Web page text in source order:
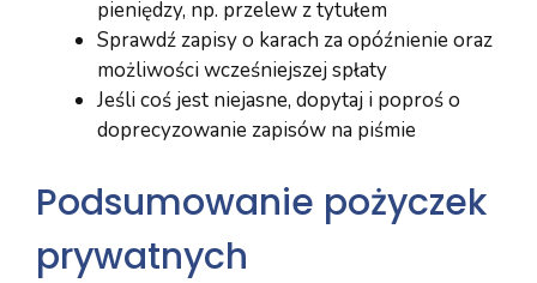
pieniędzy, np. przelew z tytułem
Sprawdź zapisy o karach za opóźnienie oraz
możliwości wcześniejszej spłaty
Jeśli coś jest niejasne, dopytaj i poproś o
doprecyzowanie zapisów na piśmie
Podsumowanie pożyczek
prywatnych